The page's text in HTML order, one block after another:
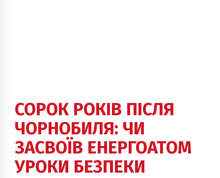
СОРОК РОКІВ ПІСЛЯ
ЧОРНОБИЛЯ: ЧИ
ЗАСВОЇВ ЕНЕРГОАТОМ
УРОКИ БЕЗПЕКИ